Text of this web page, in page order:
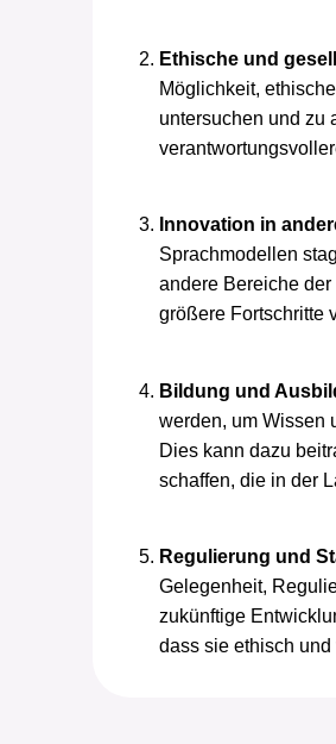
Ethische und
Möglichkeit,
untersuchen und zu
Innovation in
Sprachmodellen
andere Bereiche
größere Fortschritte
Bildung und
werden, um Wissen
Dies kann dazu
schaffen, die in der
Regulierung und
Gelegenheit,
zukünftige
dass sie ethisch